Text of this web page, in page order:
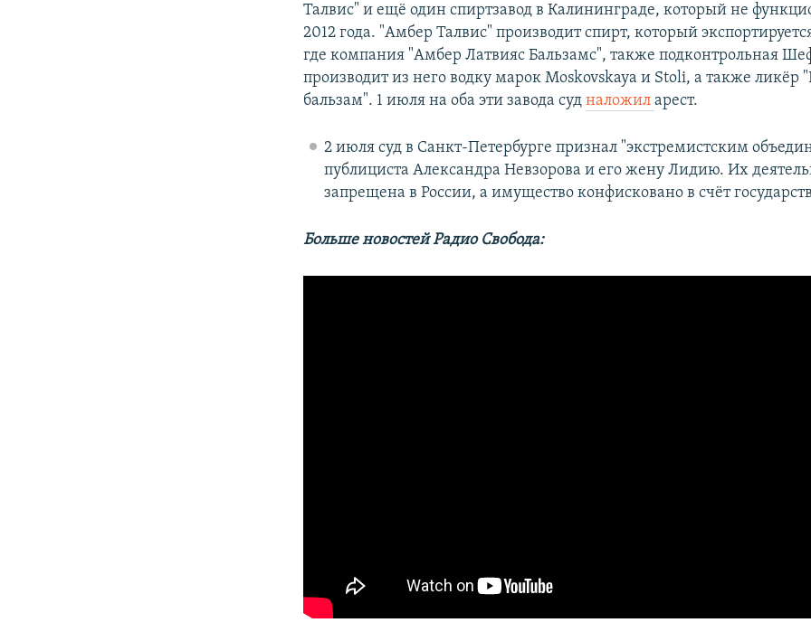
Талвис" и ещё один спиртзавод в Калининграде, который не
2012 года. "Амбер Талвис" производит спирт, который
где компания "Амбер Латвияс Бальзамс", также подконтрольная
производит из него водку марок Moskovskaya и Stoli, а также ликёр
бальзам". 1 июля на оба эти завода судналожиларест.
2 июля суд в Санкт-Петербурге признал "экстремистским
публициста Александра Невзорова и его жену Лидию. Их
запрещена в России, а имущество конфисковано в счёт
Больше новостей Радио Свобода: